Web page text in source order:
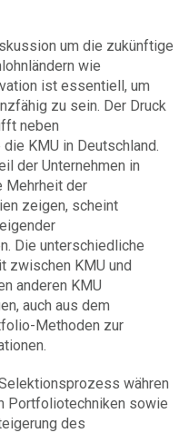
um die zukünftige
wie
ist essentiell, um
zu sein. Der Druck
neben
KMU in Deutschland.
der Unternehmen in
Mehrheit der
zeigen, scheint
Die unterschiedliche
zwischen KMU und
anderen KMU
auch aus dem
Methoden zur
währen
Portfoliotechniken sowie
des